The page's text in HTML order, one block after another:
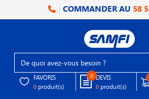
COMMANDER AU 58
FAVORIS
0 produit(s)
0 DEVIS
0 produit(s)